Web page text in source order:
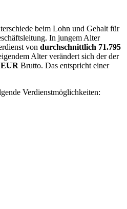
beim Lohn und Gehalt für
In jungem Alter
von durchschnittlich 71.795
Alter verändert sich der der
EUR Brutto. Das entspricht einer
Verdienstmöglichkeiten: